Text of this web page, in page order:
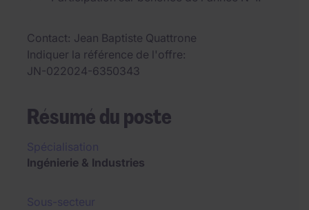
Contact Jean Baptiste Quattrone
Indiquer la référence de l'offre
JN-022024-6350343
Résumé du poste
Ingénierie & Industries